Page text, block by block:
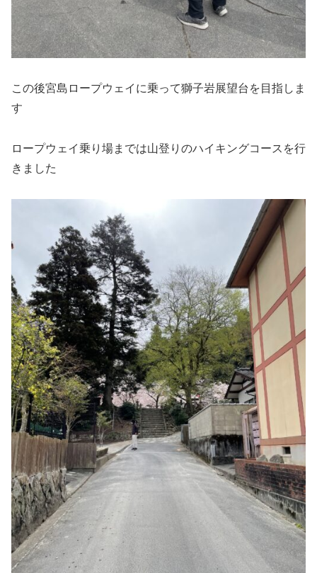
この後宮島ロープウェイに乗って獅子岩展望台を目指しま
す
ロープウェイ乗り場までは山登りのハイキングコースを行
きました